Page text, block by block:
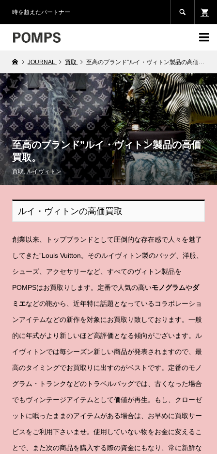
時を超えたパートナー 

JOURNAL 買取 至高のブランド”ルイ・ヴィトン製品の高価買取。
至高のブランド”ルイ・ヴィトン製品の高価
買取。
買取,ルイヴィトン
ルイ・ヴィトンの高価買取
創業以来、トップブランドとして圧倒的な存在感で人々を魅了
してきた”Louis Vuitton。そのルイヴィトン製のバッグ、洋服、
シューズ、アクセサリーなど、すべてのヴィトン製品を
POMPSはお買取りします。定番で人気の高いモノグラムやダ
ミエなどの鞄から、近年特に話題となっているコラボレーショ
ンアイテムなどの新作を対象にお買取り致しております。一般
的に年式がより新しいほど高評価となる傾向がございます。ル
イヴィトンでは毎シーズン新しい商品が発表されますので、最
高のタイミングでお買取りに出すのがベストです。定番のモノ
グラム・トランクなどのトラベルバッグでは、古くなった場合
でもヴィンテージアイテムとして価値が再生。もし、クローゼ
ットに眠ったままのアイテムがある場合は、お早めに買取サー
ビスをご利用下さいませ。使用していない物をお金に変えるこ
とで、また次の商品を購入する際の資金にもなり、常に新鮮な